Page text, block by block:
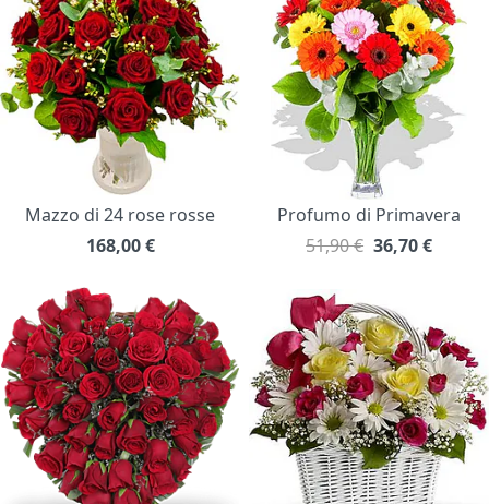
Mazzo di 24 rose rosse
168,00 €
Profumo di Primavera
51,90 € 36,70€